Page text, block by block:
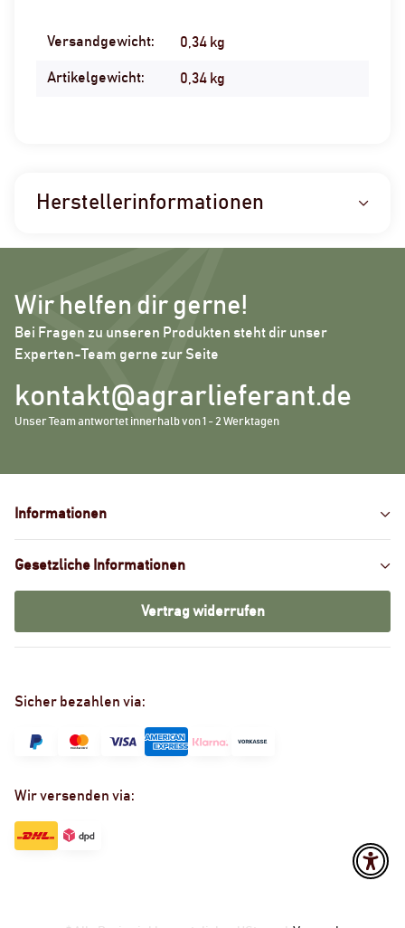
Produkteigenschaft
Wert
Versandgewicht: 0,34 kg
Artikelgewicht: 0,34 kg
Herstellerinformationen
Wir helfen dir gerne!
Bei Fragen zu unseren Produkten steht dir unser
Experten-Team gerne zur Seite
kontakt@agrarlieferant.de
Unser Team antwortet innerhalb von 1 - 2 Werktagen
Informationen
Gesetzliche Informationen
Vertrag widerrufen
Sicher bezahlen via:
Wir versenden via: